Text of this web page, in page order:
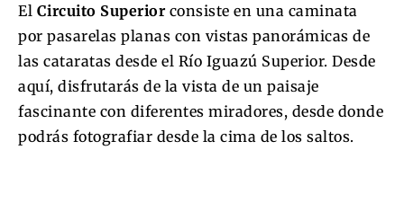
El Circuito Superior consiste en una caminata
por pasarelas planas con vistas panorámicas de
las cataratas desde el Río Iguazú Superior. Desde
aquí, disfrutarás de la vista de un paisaje
fascinante con diferentes miradores, desde donde
podrás fotografiar desde la cima de los saltos.